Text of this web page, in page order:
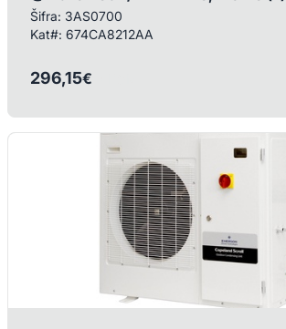
Šifra: 3AS0700
Kat#: 674CA8212AA
296,15€